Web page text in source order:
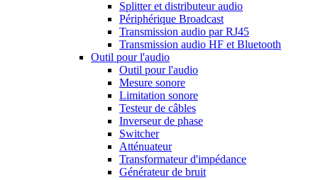
Splitter et distributeur audio
Périphérique Broadcast
Transmission audio par RJ45
Transmission audio HF et Bluetooth
Outil pour l'audio
Outil pour l'audio
Mesure sonore
Limitation sonore
Testeur de câbles
Inverseur de phase
Switcher
Atténuateur
Transformateur d'impédance
Générateur de bruit